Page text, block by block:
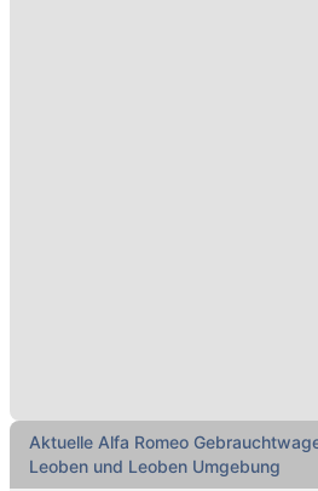
Aktuelle Alfa Romeo
Leoben und Leoben Umgebung